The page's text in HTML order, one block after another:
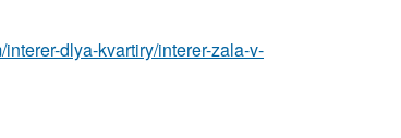
dlya-kvartiry/interer-zala-v-